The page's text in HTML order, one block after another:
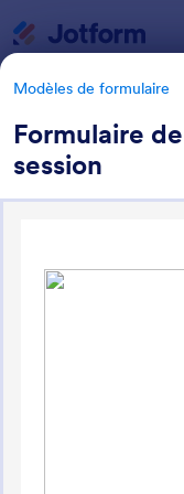
Modèles de formulaire
Formulaire
session
Catégories des